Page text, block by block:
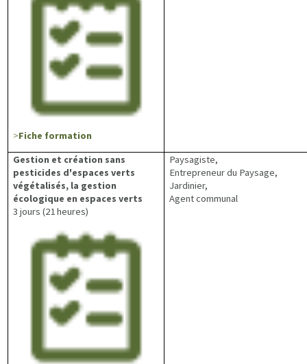
>Fiche formation
Gestion et création sans
pesticides d'espaces verts
végétalisés, la gestion
écologique en espaces verts
3 jours (21 heures)
Paysagiste,
Entrepreneur du Paysage,
Jardinier,
Agent communal